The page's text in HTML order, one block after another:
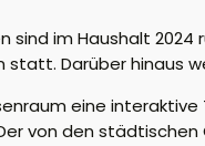
im Haushalt 2024
Darüber hinaus
eine
von den